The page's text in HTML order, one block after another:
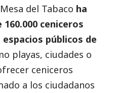
del Tabaco ha
ceniceros
públicos de
playas, ciudades o
ceniceros
a los ciudadanos